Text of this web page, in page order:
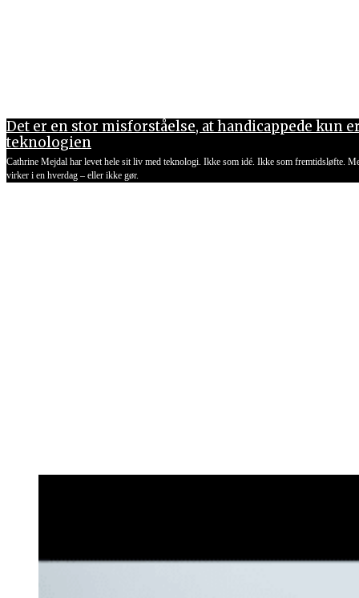
Det er en stor misforståelse, at handicappede kun
teknologien
Cathrine Mejdal har levet hele sit liv med teknologi. Ikke som idé. Ikke som fremtidsløfte.
virker i en hverdag – eller ikke gør.